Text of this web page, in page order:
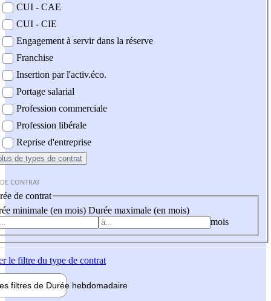
CUI - CAE
CUI - CIE
Engagement à servir dans la réserve
Franchise
Insertion par l'activ.éco.
Portage salarial
Profession commerciale
Profession libérale
Reprise d'entreprise
de types de contrat
CONTRAT
de contrat
minimale (en mois) Durée maximale (en mois)
mois
le filtre du type de contrat
filtres de Durée hebdomadaire